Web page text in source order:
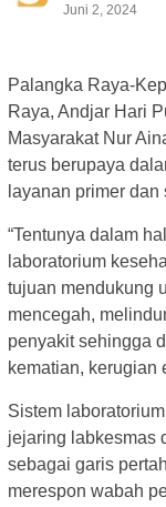
Juni 2, 2024
Palangka Raya-
Raya, Andjar Hari
Masyarakat Nur
terus berupaya
layanan primer
“Tentunya dalam
laboratorium
tujuan mendukung
mencegah,
penyakit sehingga
kematian, kerugian
Sistem
jejaring labkesmas
sebagai garis
merespon wabah